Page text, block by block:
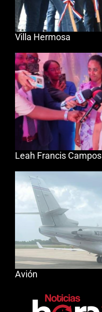
Villa Hermosa
Leah Francis Campos
Avión